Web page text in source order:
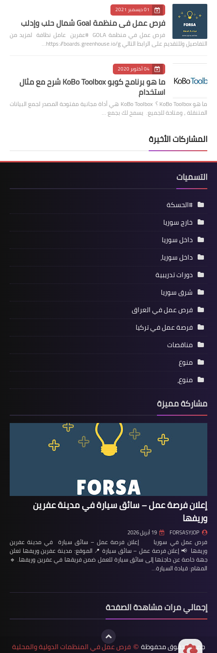
01 ديسمبر 2021
فرص عمل في منظمة Goal شمال حلب وإدلب
فرص عمل في منظمة GOLA #عفرين عامل نظافة لمزيد من
التفاصيل وللتقديم على الرابط التالي https://boards.greenhouse.io/g…
04 أكتوبر 2020
ما هو برنامج كوبو KoBo Toolbox شرح مع مثال
استخدام
ما هو KoBo Toolbox ؟ KoBo Toolbox هي أداة مجانية مفتوحة المصدر لجمع البيانات
المتنقلة ، ومتاحة للجميع. يسمح لك بجمع …
المشاركات الأخيرة
التسميات
#الحسكة
خارج سوريا
داخل سوريا
داخل سوريا،
دورات تدريبية
شرق سوريا
فرص عمل في العراق
فرصة عمل في تركيا
مناقصات
منوع
منوع،
مشاركة مميزة
إعلان فرصة عمل – سائق سيارة في مدينة عفرين
وريفها
FORSASYJOP 19 أبريل 2026
فرص عمل في سوريا إعلان فرصة عمل – سائق سيارة في مدينة عفرين
وريفها 📢 إعلان فرصة عمل – سائق سيارة 📍 الموقع: مدينة عفرين وريفها تعلن
جهة خاصة عن حاجتها إلى سائق سيارة للعمل ضمن فريقها في عفرين وريفها. 🔹
المهام: قيادة السيارة…
إجمالي مرات مشاهدة الصفحة
جميع الحقوق محفوظة © فرص عمل في المنظمات الدولية والمحلية